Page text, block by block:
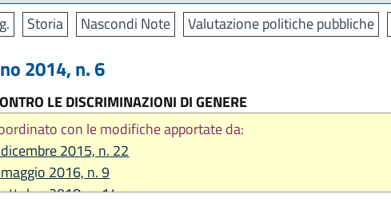
Storia Nascondi Note Valutazione politiche pubbliche
2014, n. 6
LE DISCRIMINAZIONI DI GENERE
con le modifiche apportate da:
2015, n. 22
2016, n. 9
2018, n. 14